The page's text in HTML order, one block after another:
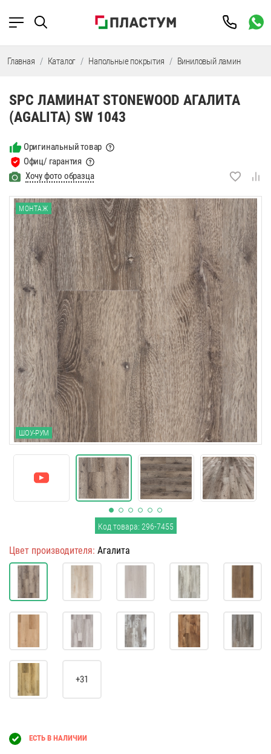
Главная Каталог Напольные покрытия Виниловый ламинат
SPC ЛАМИНАТ STONEWOOD АГАЛИТА
(AGALITA) SW 1043
Оригинальный товар
Офиц/ гарантия
Хочу фото образца
МОНТАЖ
ШОУ-РУМ
Код товара: 296-7455
Цвет производителя: Агалита
+31
ЕСТЬ В НАЛИЧИИ